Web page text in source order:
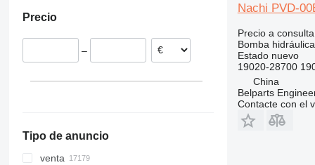
306
307
315
316
926
8014
8032
8035
Lituania
Estonia
Precio
–
Tipo de anuncio
venta
Nachi PVD-
Precio a
Bomba hidráulica
Estadonuevo
19020-28700
China
Belparts
Contacte con el